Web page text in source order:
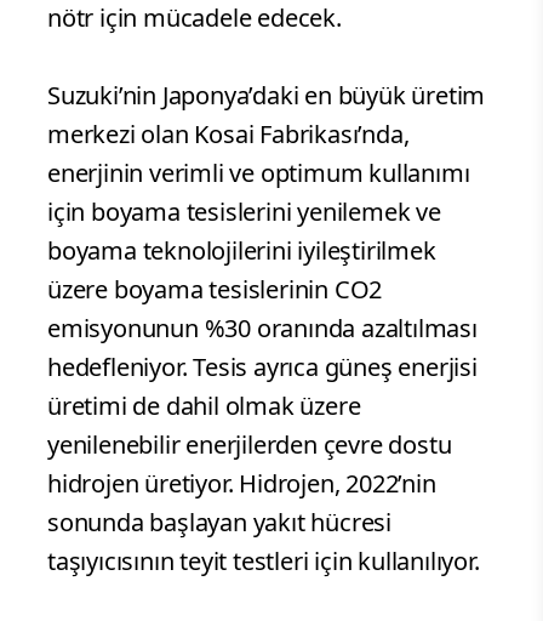
nötr için mücadele edecek.
Suzuki’nin Japonya’daki en büyük üretim
merkezi olan Kosai Fabrikası’nda,
enerjinin verimli ve optimum kullanımı
için boyama tesislerini yenilemek ve
boyama teknolojilerini iyileştirilmek
üzere boyama tesislerinin CO2
emisyonunun %30 oranında azaltılması
hedefleniyor. Tesis ayrıca güneş enerjisi
üretimi de dahil olmak üzere
yenilenebilir enerjilerden çevre dostu
hidrojen üretiyor. Hidrojen, 2022’nin
sonunda başlayan yakıt hücresi
taşıyıcısının teyit testleri için kullanılıyor.